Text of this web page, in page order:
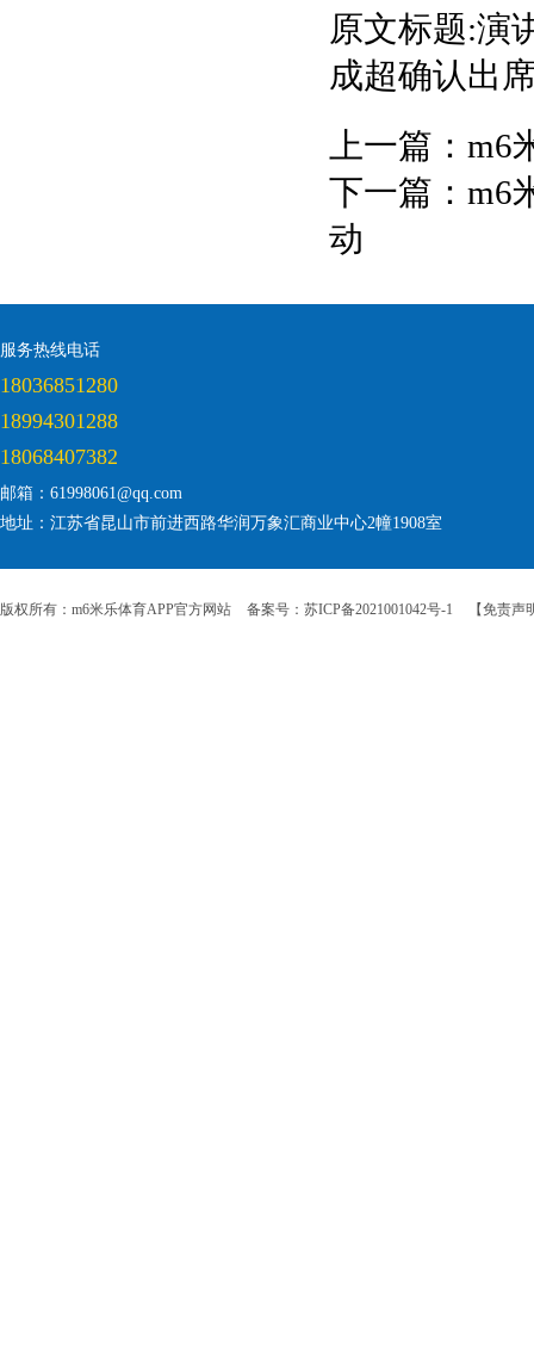
原文标题:演
成超确认出
上一篇： m6
下一篇： m6
动
服务热线电话
18036851280
18994301288
18068407382
邮箱：61998061@qq.com
地址：江苏省昆山市前进西路华润万象汇商业中心2幢1908室
版权所有：m6米乐体育APP官方网站 备案号：苏ICP备2021001042号-1 【免责声